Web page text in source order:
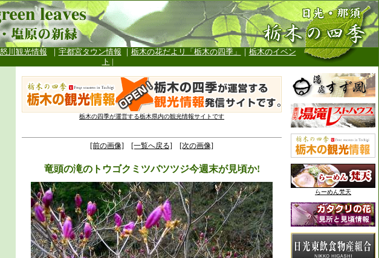
川観光情報 ｜ 宇都宮タウン情報 ｜ 栃木の花だよリ「栃木の四季」 ｜ 栃木のイベン
ト |
栃木の四季が運営する栃木県内の観光情報サイトです
[前の画像] [一覧へ戻る] [次の画像]
竜頭の滝のトウゴクミツバツツジ今週末が見頃か!
らーめん梵天